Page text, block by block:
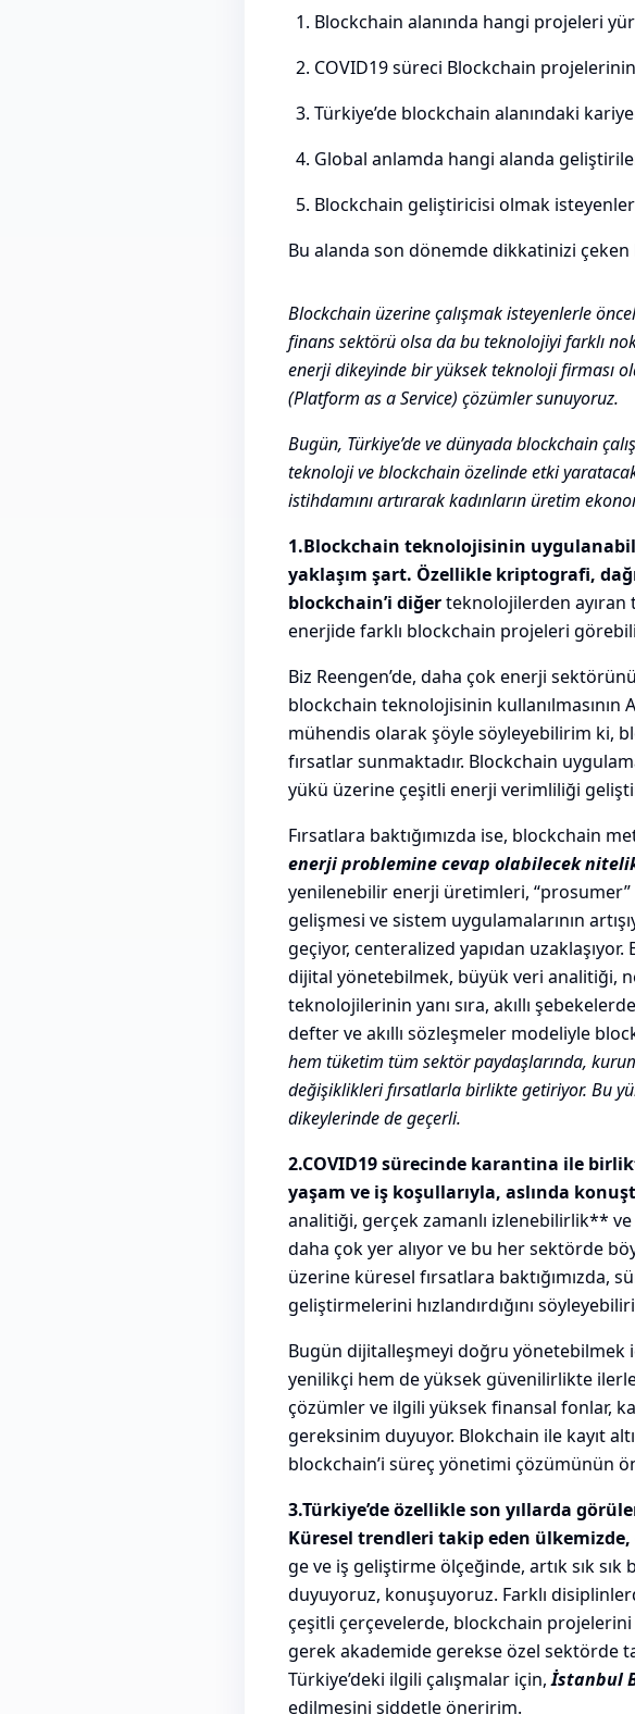
Blockchain alanında hangi projeleri
COVID19 süreci Blockchain
Türkiye’de blockchain alanındaki
Global anlamda hangi alanda
Blockchain geliştiricisi olmak
Bu alanda son dönemde dikkatinizi
Blockchain üzerine çalışmak isteyenlerle
finans sektörü olsa da bu teknolojiyi farklı
enerji dikeyinde bir yüksek teknoloji firması
(Platform as a Service) çözümler sunuyoruz.
Bugün, Türkiye’de ve dünyada blockchain
teknoloji ve blockchain özelinde etki
istihdamını artırarak kadınların üretim
1.Blockchain teknolojisinin
yaklaşım şart. Özellikle kriptografi,
blockchain’i diğerteknolojilerden ayıran
enerjide farklı blockchain projeleri
Biz Reengen’de, daha çok enerji
blockchain teknolojisinin kullanılmasının
mühendis olarak şöyle söyleyebilirim ki,
fırsatlar sunmaktadır. Blockchain
yükü üzerine çeşitli enerji verimliliği
Fırsatlara baktığımızda ise, blockchain
enerji problemine cevap olabilecek
yenilenebilir enerji üretimleri,
gelişmesi ve sistem uygulamalarının
geçiyor, centeralized yapıdan
dijital yönetebilmek, büyük veri analitiği,
teknolojilerinin yanı sıra, akıllı
defter ve akıllı sözleşmeler modeliyle
hem tüketim tüm sektör paydaşlarında,
değişiklikleri fırsatlarla birlikte getiriyor. Bu
dikeylerinde de geçerli.
2.COVID19 sürecinde karantina ile
yaşam ve iş koşullarıyla, aslında
analitiği, gerçek zamanlı izlenebilirlik**
daha çok yer alıyor ve bu her sektörde
üzerine küresel fırsatlara baktığımızda,
geliştirmelerini hızlandırdığını
Bugün dijitalleşmeyi doğru
yenilikçi hem de yüksek güvenilirlikte
çözümler ve ilgili yüksek finansal fonlar,
gereksinim duyuyor. Blokchain ile kayıt
blockchain’i süreç yönetimi çözümünün
3.Türkiye’de özellikle son yıllarda
Küresel trendleri takip eden
ge ve iş geliştirme ölçeğinde, artık sık
duyuyoruz, konuşuyoruz. Farklı
çeşitli çerçevelerde, blockchain projelerini
gerek akademide gerekse özel sektörde
Türkiye’deki ilgili çalışmalar için,İstanbul
edilmesini şiddetle öneririm.